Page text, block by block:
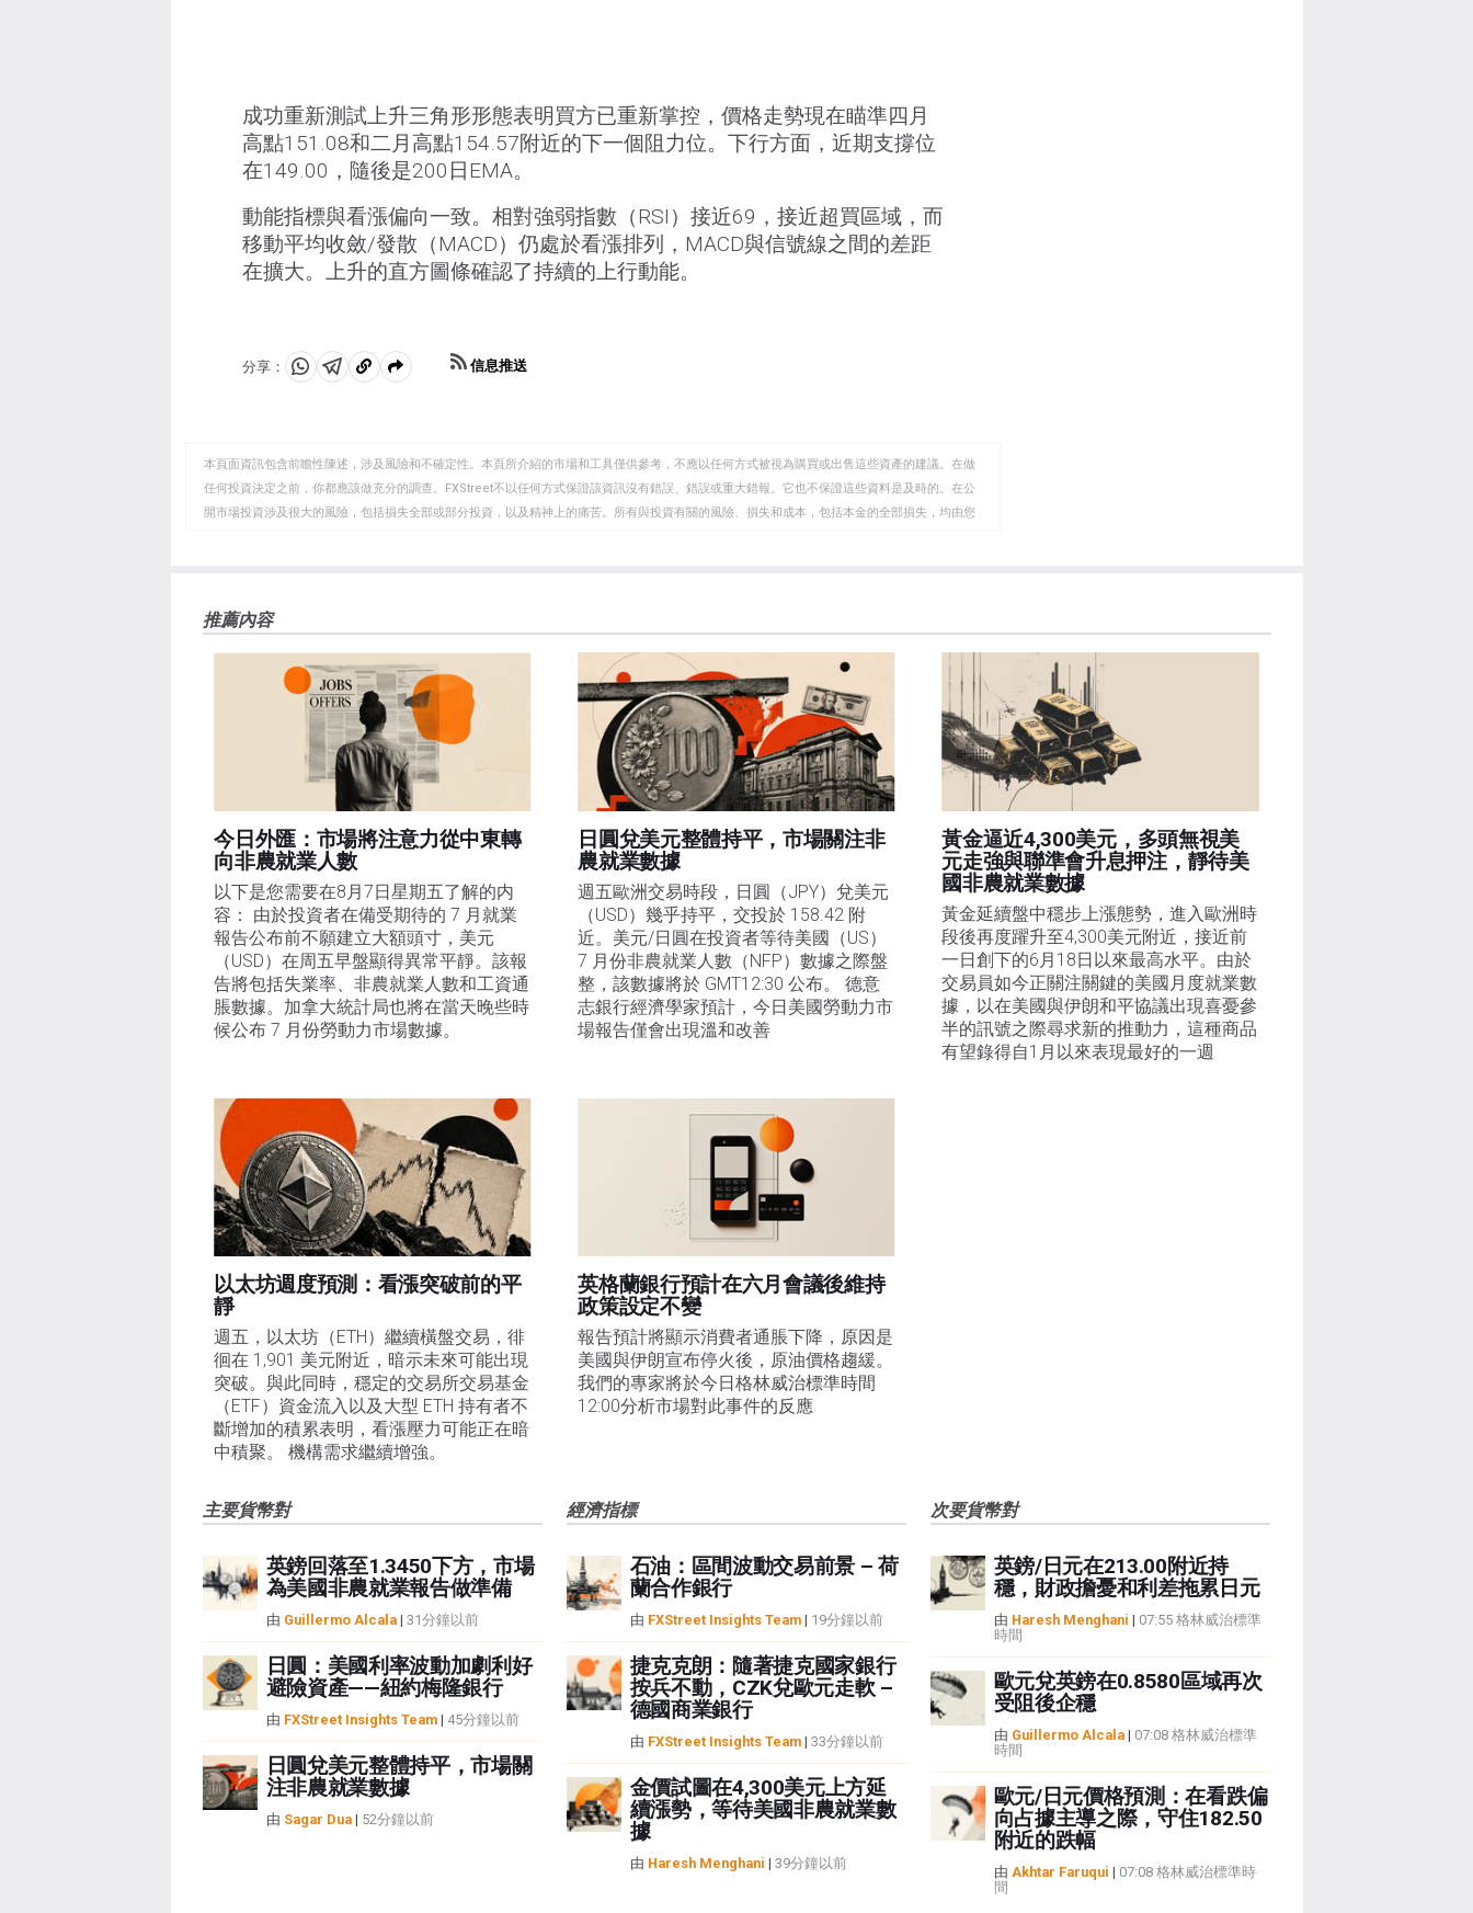
成功重新測試上升三角形形態表明買方已重新掌控，價格走勢現在瞄準四月
高點151.08和二月高點154.57附近的下一個阻力位。下行方面，近期支撐位
在149.00，隨後是200日EMA。
動能指標與看漲偏向一致。相對強弱指數（RSI）接近69，接近超買區域，而
移動平均收斂/發散（MACD）仍處於看漲排列，MACD與信號線之間的差距
在擴大。上升的直方圖條確認了持續的上行動能。
分享：
分
WhatsApp
分
Telegram
複
剪
貼
板
信息推送
本頁面資訊包含前瞻性陳述，涉及風險和不確定性。本頁所介紹的市場和工具僅供參考，不應以任何方式被視為購買或出售這些資產的建議。在做
任何投資決定之前，你都應該做充分的調查。FXStreet不以任何方式保證該資訊沒有錯誤、錯誤或重大錯報。它也不保證這些資料是及時的。在公
開市場投資涉及很大的風險，包括損失全部或部分投資，以及精神上的痛苦。所有與投資有關的風險、損失和成本，包括本金的全部損失，均由您
FXStreet和作者不提供個性化的建議。作者對該資訊的準確性、完整性或適用性不作任何陳述。FXStreet和作者將不承擔任何錯誤，遺漏或任何損
失，傷害或損害由此資訊及其顯示或使用引起的。錯誤和遺漏除外。本文作者和FXStreet並非註冊投資顧問，本文內容無意提供任何投資建議。
推薦內容
今日外匯：市場將注意力從中東轉
向非農就業人數
以下是您需要在8月7日星期五了解的内
容： 由於投資者在備受期待的 7 月就業
報告公布前不願建立大額頭寸，美元
（USD）在周五早盤顯得異常平靜。該報
告將包括失業率、非農就業人數和工資通
脹數據。加拿大統計局也將在當天晚些時
候公布 7 月份勞動力市場數據。
日圓兌美元整體持平，市場關注非
農就業數據
週五歐洲交易時段，日圓（JPY）兌美元
（USD）幾乎持平，交投於 158.42 附
近。美元/日圓在投資者等待美國（US）
7 月份非農就業人數（NFP）數據之際盤
整，該數據將於 GMT12:30 公布。 德意
志銀行經濟學家預計，今日美國勞動力市
場報告僅會出現溫和改善
黃金逼近4,300美元，多頭無視美
元走強與聯準會升息押注，靜待美
國非農就業數據
黃金延續盤中穩步上漲態勢，進入歐洲時
段後再度躍升至4,300美元附近，接近前
一日創下的6月18日以來最高水平。由於
交易員如今正關注關鍵的美國月度就業數
據，以在美國與伊朗和平協議出現喜憂參
半的訊號之際尋求新的推動力，這種商品
有望錄得自1月以來表現最好的一週
以太坊週度預測：看漲突破前的平
靜
週五，以太坊（ETH）繼續橫盤交易，徘
徊在 1,901 美元附近，暗示未來可能出現
突破。與此同時，穩定的交易所交易基金
（ETF）資金流入以及大型 ETH 持有者不
斷增加的積累表明，看漲壓力可能正在暗
中積聚。 機構需求繼續增強。
英格蘭銀行預計在六月會議後維持
政策設定不變
報告預計將顯示消費者通脹下降，原因是
美國與伊朗宣布停火後，原油價格趨緩。
我們的專家將於今日格林威治標準時間
12:00分析市場對此事件的反應
主要貨幣對
英鎊回落至1.3450下方，市場
為美國非農就業報告做準備
由 Guillermo Alcala| 31分鐘以前
日圓：美國利率波動加劇利好
避險資產——紐約梅隆銀行
由 FXStreet Insights Team| 45分鐘以前
日圓兌美元整體持平，市場關
注非農就業數據
由 Sagar Dua| 52分鐘以前
經濟指標
石油：區間波動交易前景 – 荷
蘭合作銀行
由 FXStreet Insights Team| 19分鐘以前
捷克克朗：隨著捷克國家銀行
按兵不動，CZK兌歐元走軟 –
德國商業銀行
由 FXStreet Insights Team| 33分鐘以前
金價試圖在4,300美元上方延
續漲勢，等待美國非農就業數
據
由 Haresh Menghani | 39分鐘以前
次要貨幣對
英鎊/日元在213.00附近持
穩，財政擔憂和利差拖累日元
由 Haresh Menghani | 07:55 格林威治標準
時間
歐元兌英鎊在0.8580區域再次
受阻後企穩
由 Guillermo Alcala| 07:08 格林威治標準
時間
歐元/日元價格預測：在看跌偏
向占據主導之際，守住182.50
附近的跌幅
由 Akhtar Faruqui | 07:08 格林威治標準時
間